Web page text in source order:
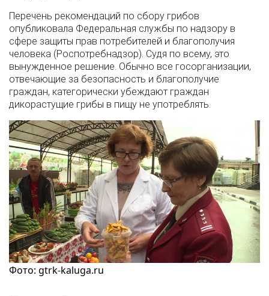
Перечень рекомендаций по сбору грибов
опубликовала Федеральная службы по надзору в
сфере защиты прав потребителей и благополучия
человека (Роспотребнадзор). Судя по всему, это
вынужденное решение. Обычно все госорганизации,
отвечающие за безопасность и благополучие
граждан, категорически убеждают граждан
дикорастущие грибы в пищу не употреблять.
Фото: gtrk-kaluga.ru